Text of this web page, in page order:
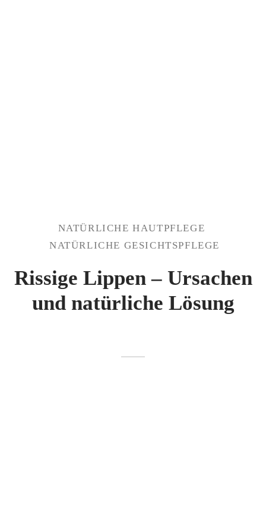
NATÜRLICHE HAUTPFLEGE
NATÜRLICHE GESICHTSPFLEGE
Rissige Lippen – Ursachen
und natürliche Lösung